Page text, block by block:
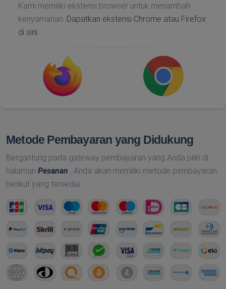
Kami memiliki ekstensi browser untuk menambah
kenyamanan. Dapatkan ekstensi Chrome atau Firefox
di sini.
Metode Pembayaran yang Didukung
Bergantung pada gateway pembayaran yang Anda pilih di
halaman Pesanan , Anda akan memiliki metode pembayaran
berikut yang tersedia: